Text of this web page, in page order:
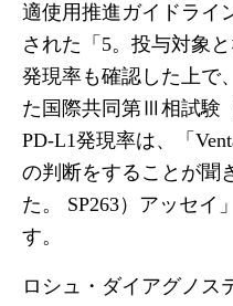
適使用推進ガイドライ
された「5。投与対象
発現率も確認した上で
た国際共同第Ⅲ相試験
PD-L1発現率は、「
の判断をすることが聞
た。 SP263）アッセイ
す。
ロシュ・ダイアグノス